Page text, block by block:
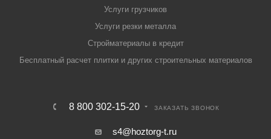
Услуги грузчиков
Услуги резки металла
Стройматериалы в кредит
Бесплатный расчет плитки и других строительных материалов
8 800 302-15-20 ЗАКАЗАТЬ ЗВОНОК
s4@hoztorg-t.ru